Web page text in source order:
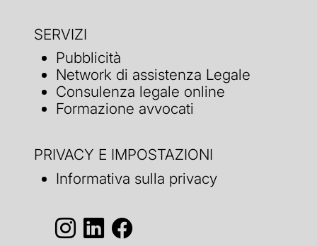
SERVIZI
Pubblicità
Network di assistenza Legale
Consulenza legale online
Formazione avvocati
PRIVACY E IMPOSTAZIONI
Informativa sulla privacy